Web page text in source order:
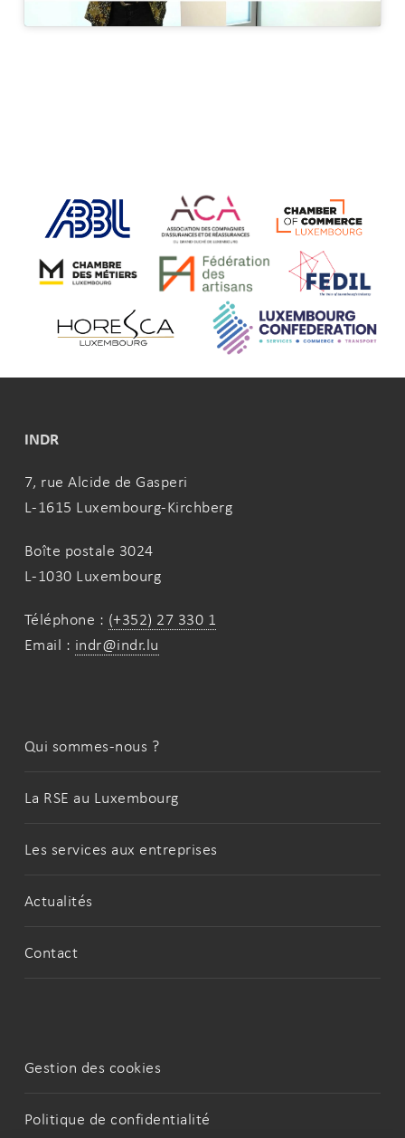
INDR
7, rue Alcide de Gasperi
L-1615 Luxembourg-Kirchberg
Boîte postale 3024
L-1030 Luxembourg
Téléphone : (+352) 27 330 1
Email : indr@indr.lu
Qui sommes-nous ?
La RSE au Luxembourg
Les services aux entreprises
Actualités
Contact
Gestion des cookies
Politique de confidentialité